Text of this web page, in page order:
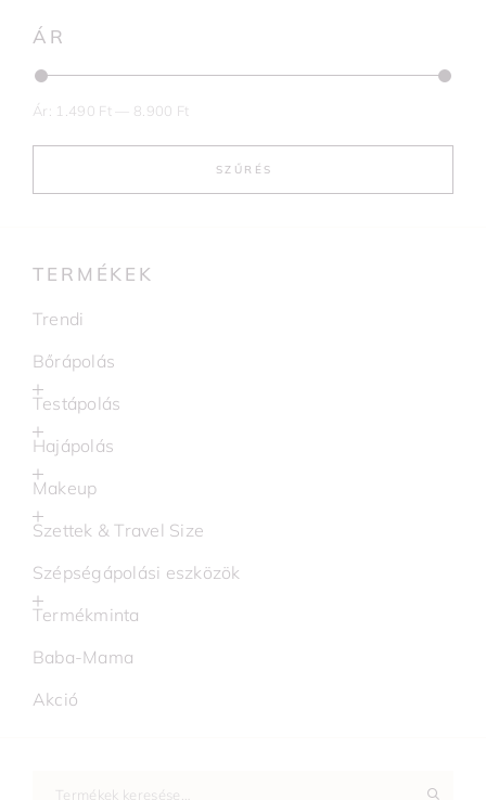
ÁR
SZŰRÉS
Ár: 1.490 Ft 8.900 Ft
TERMÉKEK
Trendi
Bőrápolás
Testápolás
Hajápolás
Makeup
Szettek & Travel Size
Szépségápolási eszközök
Termékminta
Baba-Mama
Akció